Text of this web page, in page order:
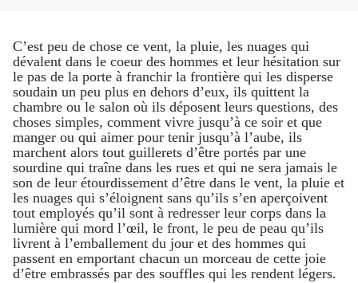
C’est peu de chose ce vent, la pluie, les nuages qui
dévalent dans le coeur des hommes et leur hésitation sur
le pas de la porte à franchir la frontière qui les disperse
soudain un peu plus en dehors d’eux, ils quittent la
chambre ou le salon où ils déposent leurs questions, des
choses simples, comment vivre jusqu’à ce soir et que
manger ou qui aimer pour tenir jusqu’à l’aube, ils
marchent alors tout guillerets d’être portés par une
sourdine qui traîne dans les rues et qui ne sera jamais le
son de leur étourdissement d’être dans le vent, la pluie et
les nuages qui s’éloignent sans qu’ils s’en aperçoivent
tout employés qu’il sont à redresser leur corps dans la
lumière qui mord l’œil, le front, le peu de peau qu’ils
livrent à l’emballement du jour et des hommes qui
passent en emportant chacun un morceau de cette joie
d’être embrassés par des souffles qui les rendent légers.